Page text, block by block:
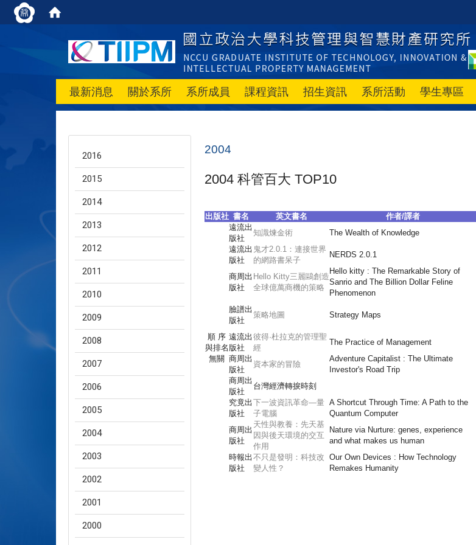
最新消息 關於系所 系所成員 課程資訊 招生資訊 系所活動 學生專區
2016
2015
2014
2013
2012
2011
2010
2009
2008
2007
2006
2005
2004
2003
2002
2001
2000
2004
2004 科管百大 TOP10
出版社 書名 英文書名 作者/譯者
順 序
與排名
無關
遠流出
版社
知識煉金術 The Wealth of Knowledge
遠流出
版社
鬼才2.0.1：連接世界
的網路書呆子
NERDS 2.0.1
商周出
版社
Hello Kitty三麗鷗創造
全球億萬商機的策略
Hello kitty : The Remarkable Story of
Sanrio and The Billion Dollar Feline
Phenomenon
臉譜出
版社
策略地圖 Strategy Maps
遠流出
版社
彼得·杜拉克的管理聖
經
The Practice of Management
商周出
版社
資本家的冒險
Adventure Capitalist : The Ultimate
Investor's Road Trip
商周出
版社
台灣經濟轉捩時刻
究竟出
版社
下一波資訊革命—量
子電腦
A Shortcut Through Time: A Path to the
Quantum Computer
商周出
版社
天性與教養：先天基
因與後天環境的交互
作用
Nature via Nurture: genes, experience
and what makes us human
時報出
版社
不只是發明：科技改
變人性？
Our Own Devices : How Technology
Remakes Humanity